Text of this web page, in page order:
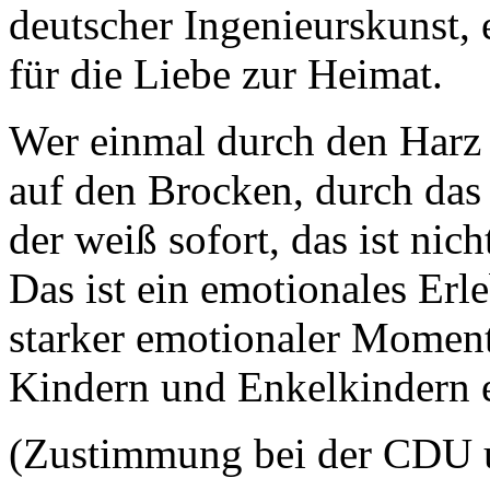
deutscher
für die Liebe zur Heimat.
Wer einmal durch den
auf den Brocken, durch
der weiß sofort, das ist
Das ist ein emotionales
starker emotionaler
Kindern und Enkelkindern
(Zustimmung bei der CDU